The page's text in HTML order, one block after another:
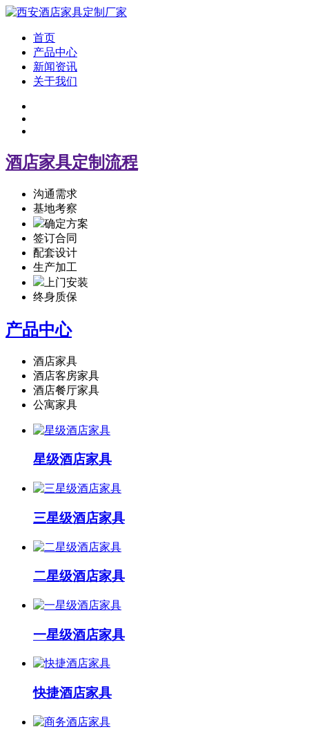
首页
产品中心
新闻资讯
关于我们
酒店家具定制流程
沟通需求
基地考察
确定方案
签订合同
配套设计
生产加工
上门安装
终身质保
产品中心
酒店家具
酒店客房家具
酒店餐厅家具
公寓家具
星级酒店家具
三星级酒店家具
二星级酒店家具
一星级酒店家具
快捷酒店家具